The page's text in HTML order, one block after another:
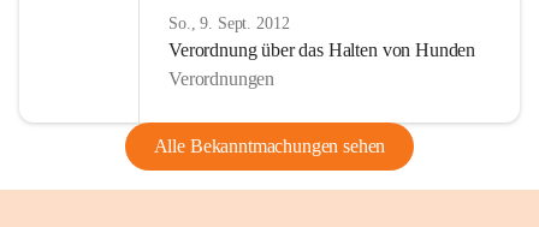
So., 9. Sept. 2012
Verordnung über das Halten von Hunden
Verordnungen
Alle Bekanntmachungen sehen